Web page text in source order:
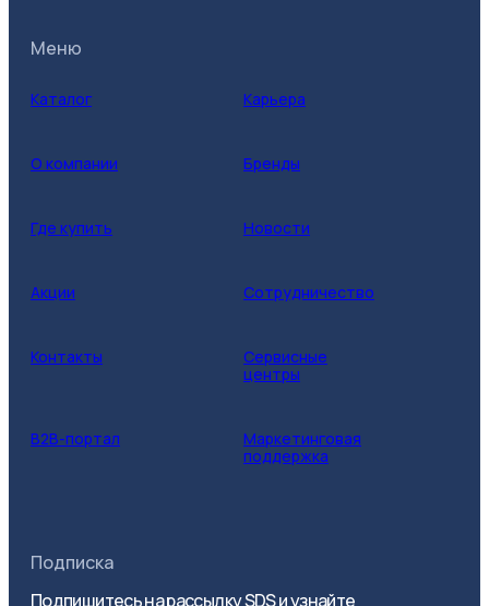
Меню
Каталог Карьера
О компании Бренды
Где купить Новости
Акции Сотрудничество
Контакты
Сервисные
центры
B2B-портал
Маркетинговая
поддержка
Подписка
Подпишитесь на рассылку SDS и узнайте